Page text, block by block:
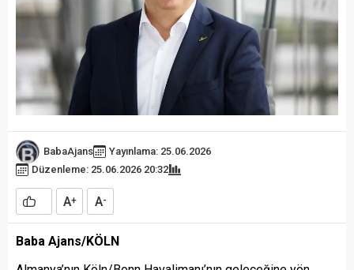
BabaAjans
Yayınlama: 25.06.2026
Düzenleme: 25.06.2026 20:32
A+ A-
Baba Ajans/KÖLN